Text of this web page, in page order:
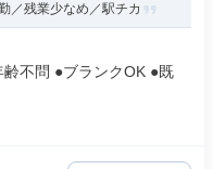
／残業少なめ／駅チカ
不問 ●ブランクOK ●既